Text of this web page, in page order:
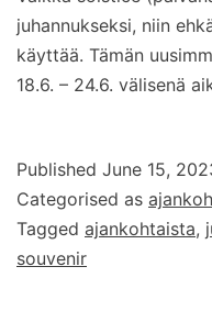
juhannukseksi, niin
käyttää. Tämän
18.6. – 24.6. välisenä
Published June 15,
Categorised as
Tagged ajankohtaista,
souvenir